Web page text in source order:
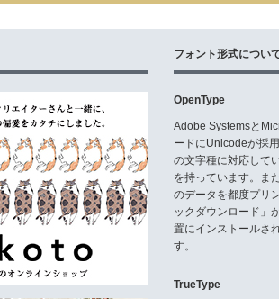
フォント形式につい
OpenType
Adobe Systemsと
ードにUnicodeが採
の文字種に対応して
を持っています。ま
のデータを都度プリ
ックダウンロード」
置にインストールさ
す。
TrueType